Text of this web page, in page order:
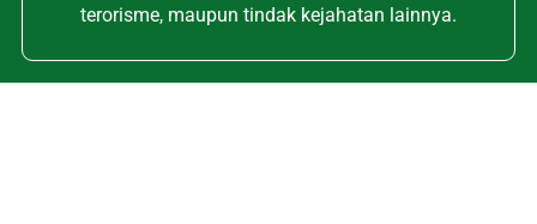
terorisme, maupun tindak kejahatan lainnya.